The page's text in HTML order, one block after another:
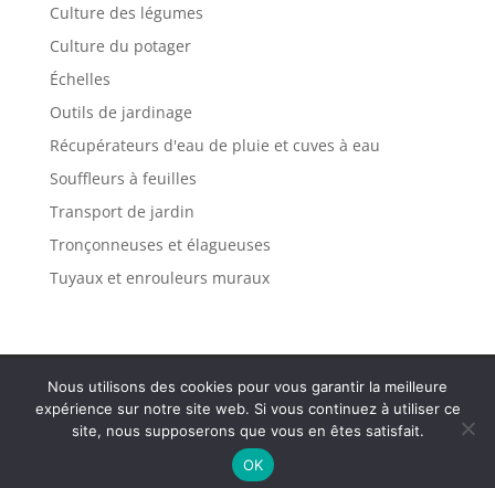
Culture des légumes
Culture du potager
Échelles
Outils de jardinage
Récupérateurs d'eau de pluie et cuves à eau
Souffleurs à feuilles
Transport de jardin
Tronçonneuses et élagueuses
Tuyaux et enrouleurs muraux
Politique de confidentialité
Mentions légales
Plan de site
Contact
Tous droits réservés Var Solidaire 2025
Nous utilisons des cookies pour vous garantir la meilleure
expérience sur notre site web. Si vous continuez à utiliser ce
site, nous supposerons que vous en êtes satisfait.
OK